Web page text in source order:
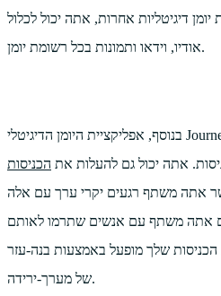
יומן דיגיטליות אחרות, אתה יכול לכלול
אודיו, וידאו ותמונות בכל רשומת יומן.
בנוסף, אפליקציית היומן הדיגיטלי Journey מאפשרת לך להוסיף מידע
אתה יכול גם להעלות את הכניסות
אתה משתף רגעים יקרי ערך עם אלה
אתה משתף עם אנשים שתרמו לאותם
שלך מופעל באמצעות בנה-עזר
של מערך-ירידה.